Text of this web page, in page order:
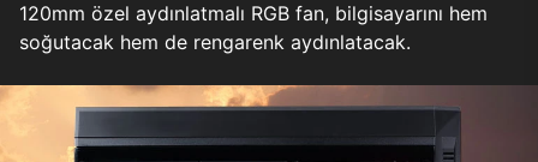
120mm özel aydınlatmalı RGB fan, bilgisayarını hem
soğutacak hem de rengarenk aydınlatacak.